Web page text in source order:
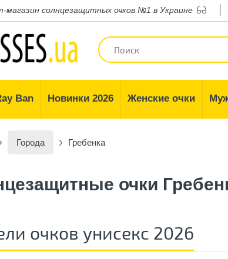
магазин солнцезащитных очков №1 в Украине
Ban Новинки 2026 Женские очки
Города Гребенка
очки
очков унисекс 2026